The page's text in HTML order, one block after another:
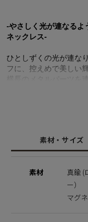
-やさしく光が連なるよ
ネックレス-
ひとしずくの光が連な
フに、控えめで美しい
横長のメタルパーツを
マグネット金具で着脱
単体ではもちろん、レ
自分へのご褒美にも、
ニッケルフリーを使用
の方でも安心してご使
素材・サイズ
素材
真鍮 (
ー）
マグ